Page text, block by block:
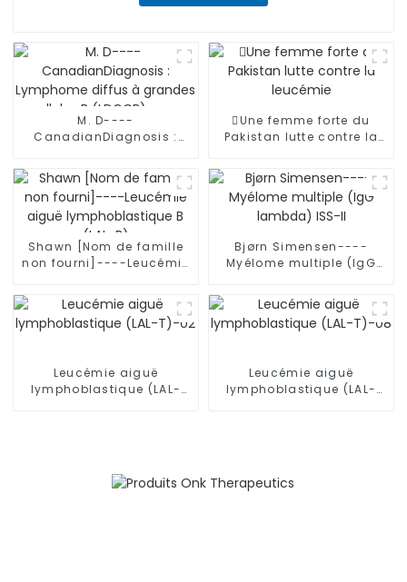
M. D----
CanadianDiagnosis :
grandes cellules B
(LDGCB) avec mutation
du gène TP53
Une femme forte du
Pakistan lutte contre la
Shawn [Nom de famille
non fourni]----Leucémie
(LAL-B)
Bjørn Simensen----
Myélome multiple (IgG
Leucémie aiguë
lymphoblastique (LAL-
Leucémie aiguë
lymphoblastique (LAL-